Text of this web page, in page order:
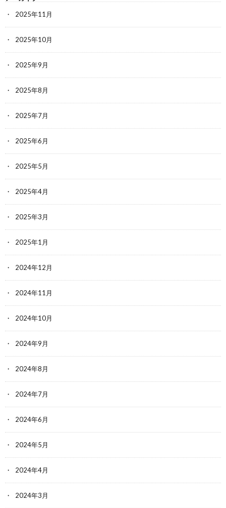
2025年11月
2025年10月
2025年9月
2025年8月
2025年7月
2025年6月
2025年5月
2025年4月
2025年3月
2025年1月
2024年12月
2024年11月
2024年10月
2024年9月
2024年8月
2024年7月
2024年6月
2024年5月
2024年4月
2024年3月